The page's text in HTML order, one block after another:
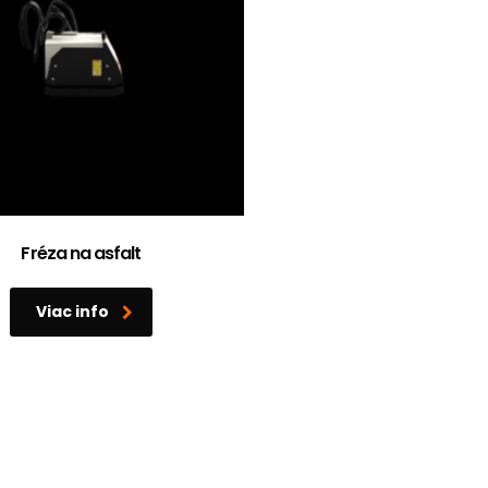
Fréza na asfalt
Viac info